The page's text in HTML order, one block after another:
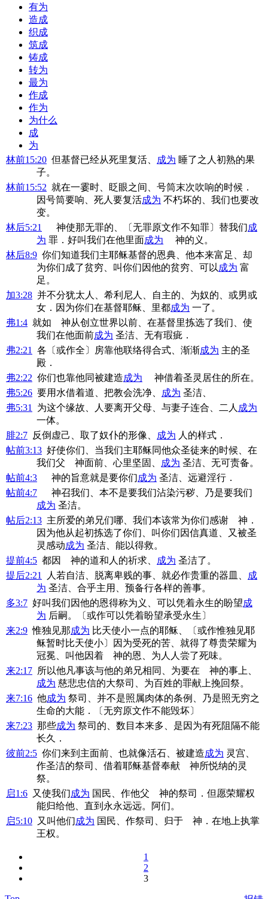
有为
造成
织成
筑成
铸成
转为
最为
作成
作为
为什么
成
为
林前15:20 但基督已经从死里复活、 成为 睡了之人初熟的果
子。
林前15:52 就在一霎时、眨眼之间、号筒末次吹响的时候．
因号筒要响、死人要复活成为 不朽坏的、我们也要改
变。
林后5:21
神使那无罪的、〔无罪原文作不知罪〕替我们成
为 罪．好叫我们在他里面成为 神的义。
林后8:9 你们知道我们主耶稣基督的恩典、他本来富足、却
为你们成了贫穷、叫你们因他的贫穷、可以 成为 富
足。
加3:28 并不分犹太人、希利尼人、自主的、为奴的、或男或
女．因为你们在基督耶稣、里都成为 一了。
弗1:4 就如 神从创立世界以前、在基督里拣选了我们、使
我们在他面前成为 圣洁、无有瑕疵．
弗2:21
各〔或作全〕房靠他联络得合式、渐渐成为 主的圣
殿．
弗2:22 你们也靠他同被建造成为 神借着圣灵居住的所在。
弗5:26 要用水借着道、把教会洗净、 成为 圣洁、
弗5:31
为这个缘故、人要离开父母、与妻子连合、二人 成为
一体。
腓2:7 反倒虚己、取了奴仆的形像、 成为 人的样式．
帖前3:13 好使你们、当我们主耶稣同他众圣徒来的时候、在
我们父 神面前、心里坚固、
成为 圣洁、无可责备。
帖前4:3 神的旨意就是要你们成为 圣洁、远避淫行．
帖前4:7 神召我们、本不是要我们沾染污秽、乃是要我们
成为 圣洁。
帖后2:13 主所爱的弟兄们哪、我们本该常为你们感谢 神．
因为他从起初拣选了你们、叫你们因信真道、又被圣
灵感动成为 圣洁、能以得救。
提前4:5 都因 神的道和人的祈求、 成为 圣洁了。
提后2:21
人若自洁、脱离卑贱的事、就必作贵重的器皿、
成
为 圣洁、合乎主用、预备行各样的善事。
多3:7 好叫我们因他的恩得称为义、可以凭着永生的盼望成
为 后嗣。〔或作可以凭着盼望承受永生〕
来2:9 惟独见那成为 比天使小一点的耶稣、〔或作惟独见耶
稣暂时比天使小〕因为受死的苦、就得了尊贵荣耀为
冠冕、叫他因着 神的恩、为人人尝了死味。
来2:17 所以他凡事该与他的弟兄相同、为要在 神的事上、
成为 慈悲忠信的大祭司、为百姓的罪献上挽回祭。
来7:16 他成为 祭司、并不是照属肉体的条例、乃是照无穷之
生命的大能．〔无穷原文作不能毁坏〕
来7:23 那些成为 祭司的、数目本来多、是因为有死阻隔不能
长久．
彼前2:5 你们来到主面前、也就像活石、被建造成为 灵宫、
作圣洁的祭司、借着耶稣基督奉献 神所悦纳的灵
祭。
启1:6 又使我们成为 国民、作他父 神的祭司．但愿荣耀权
能归给他、直到永永远远。阿们。
启5:10 又叫他们成为 国民、作祭司、归于 神．在地上执掌
王权。
1
2
3